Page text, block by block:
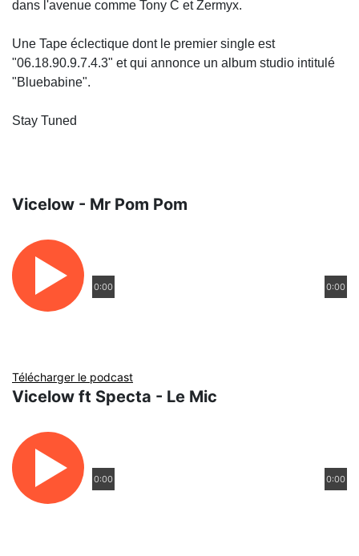
dans l'avenue comme Tony C et Zermyx.
Une Tape éclectique dont le premier single est
"06.18.90.9.7.4.3" et qui annonce un album studio intitulé
"Bluebabine".
Stay Tuned
Vicelow - Mr Pom Pom
0:00 0:00
Télécharger le podcast
Vicelow ft Specta - Le Mic
0:00 0:00